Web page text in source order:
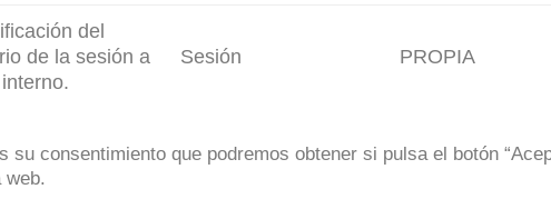
del
de la sesión a
Sesión PROPIA
consentimiento que podremos obtener si pulsa el botón
web.